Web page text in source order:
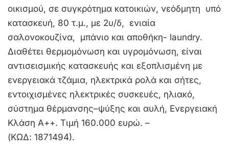
οικισμού, σε συγκρότημα κατοικιών, νεόδμητη υπό
κατασκευή, 80 τ.μ., με 2υ/δ, ενιαία
σαλονοκουζίνα, μπάνιο και αποθήκη- laundry.
Διαθέτει θερμομόνωση και υγρομόνωση, είναι
αντισεισμικής κατασκευής και εξοπλισμένη με
ενεργειακά τζάμια, ηλεκτρικά ρολά και σήτες,
εντοιχισμένες ηλεκτρικές συσκευές, ηλιακό,
σύστημα θέρμανσης–ψύξης και αυλή, Ενεργειακή
Κλάση Α++. Τιμή 160.000 ευρώ. –
(ΚΩΔ: 1871494).